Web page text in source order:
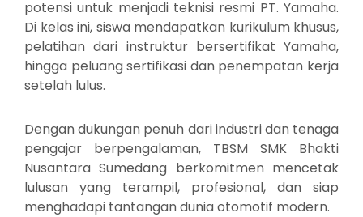
potensi untuk menjadi teknisi resmi PT. Yamaha.
Di kelas ini, siswa mendapatkan kurikulum khusus,
pelatihan dari instruktur bersertifikat Yamaha,
hingga peluang sertifikasi dan penempatan kerja
setelah lulus.
Dengan dukungan penuh dari industri dan tenaga
pengajar berpengalaman, TBSM SMK Bhakti
Nusantara Sumedang berkomitmen mencetak
lulusan yang terampil, profesional, dan siap
menghadapi tantangan dunia otomotif modern.